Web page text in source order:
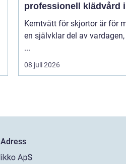
professionell klädvård i
praktiken
Kemtvätt för skjortor är för
en självklar del av
...
08 juli 2026
Adress